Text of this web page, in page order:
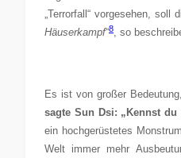
„Terrorfall“ vorgesehen,
Häuserkampf“8 , so
Es ist von großer
sagte Sun Dsi: „Kennst
ein hochgerüstetes
Welt immer mehr